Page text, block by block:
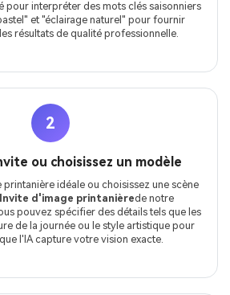
pour interpréter des mots clés saisonniers
et "éclairage naturel" pour fournir
résultats de qualité professionnelle.
2
ou choisissez un modèle
idéale ou choisissez une scène
Invite d'image printanièrede notre
pouvez spécifier des détails tels que les
de la journée ou le style artistique pour
l'IA capture votre vision exacte.